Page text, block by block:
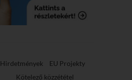
Hirdetmények
EU Projekty
Kötelező közzététel